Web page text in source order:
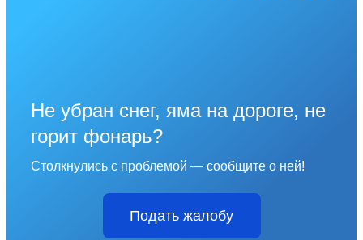
Не убран снег, яма на дороге, не
горит фонарь?
Столкнулись с проблемой — сообщите о ней!
Подать жалобу